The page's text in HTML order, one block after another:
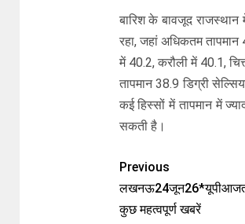
बारिश के बावजूद
रहा, जहां अधिकतम
में 40.2, करौली में 40.1,
तापमान 38.9 डिग्री
कई हिस्सों में तापमान में
सकती है।
Previous
कुछ महत्वपूर्ण खबरें